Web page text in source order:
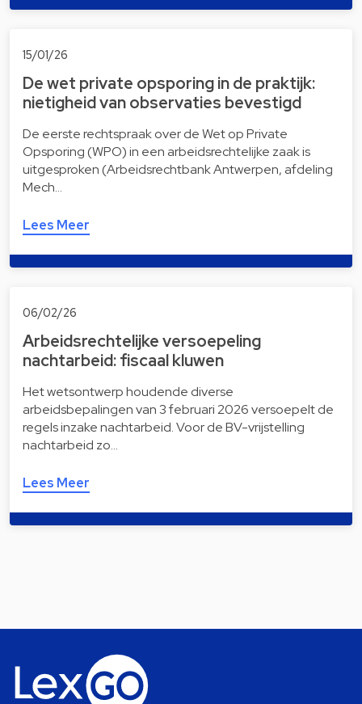
15/01/26
De wet private opsporing in de praktijk:
nietigheid van observaties bevestigd
De eerste rechtspraak over de Wet op Private
Opsporing (WPO) in een arbeidsrechtelijke zaak is
uitgesproken (Arbeidsrechtbank Antwerpen, afdeling
Mech…
Lees Meer
06/02/26
Arbeidsrechtelijke versoepeling
nachtarbeid: fiscaal kluwen
Het wetsontwerp houdende diverse
arbeidsbepalingen van 3 februari 2026 versoepelt de
regels inzake nachtarbeid. Voor de BV-vrijstelling
nachtarbeid zo…
Lees Meer